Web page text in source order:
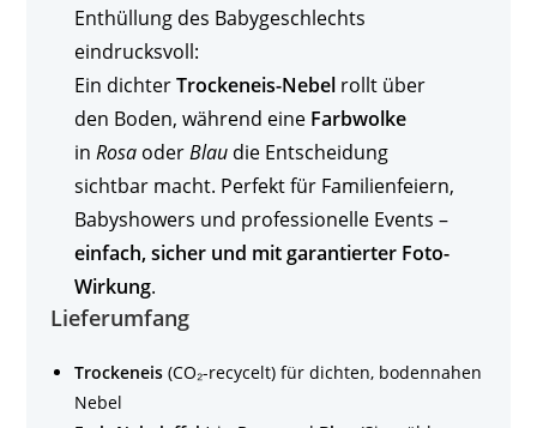
Enthüllung des Babygeschlechts
eindrucksvoll:
Ein dichterTrockeneis-Nebel rollt über
den Boden, während eine Farbwolke
inRosa oderBlau die Entscheidung
sichtbar macht. Perfekt für Familienfeiern,
Babyshowers und professionelle Events –
einfach, sicher und mit garantierter Foto-
Wirkung.
Lieferumfang
Trockeneis (CO₂-recycelt) für dichten, bodennahen
Nebel